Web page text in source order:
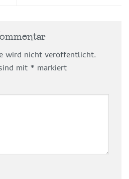
wird nicht veröffentlicht.
mit * markiert